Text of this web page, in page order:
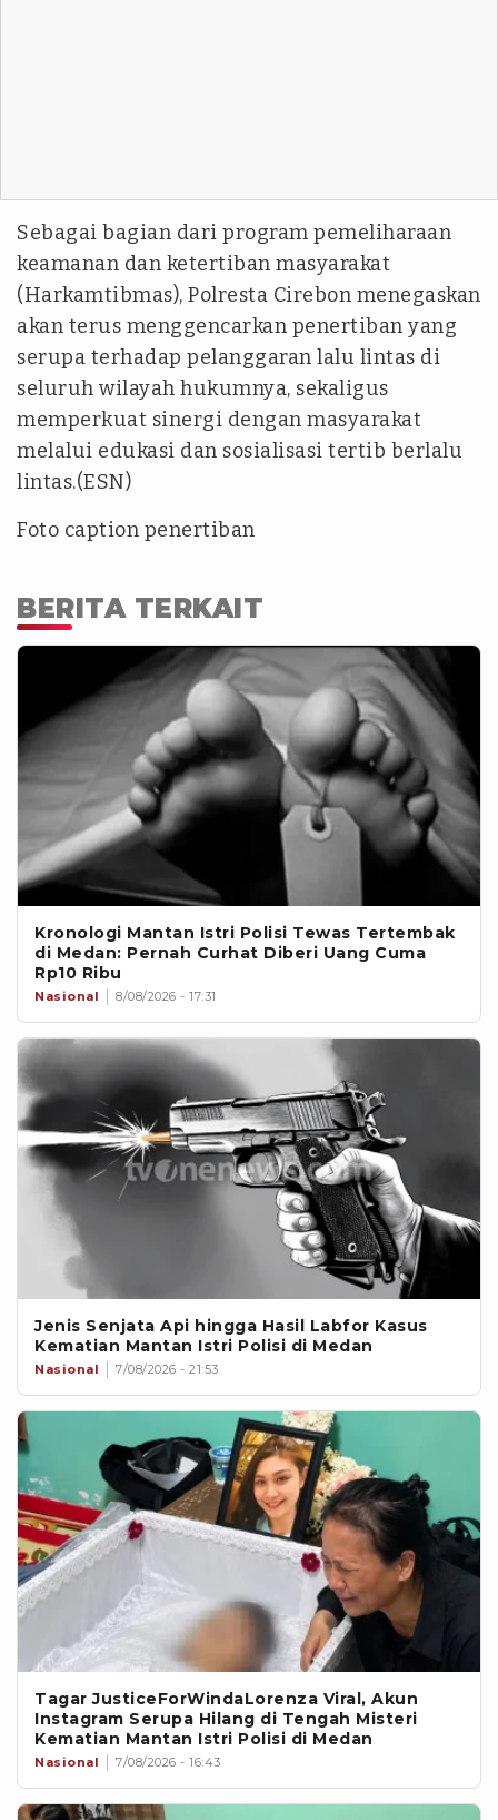
Sebagai bagian dari program pemeliharaan
keamanan dan ketertiban masyarakat
(Harkamtibmas), Polresta Cirebon menegaskan
akan terus menggencarkan penertiban yang
serupa terhadap pelanggaran lalu lintas di
seluruh wilayah hukumnya, sekaligus
memperkuat sinergi dengan masyarakat
melalui edukasi dan sosialisasi tertib berlalu
lintas.(ESN)
Foto caption penertiban
BERITA TERKAIT
Kronologi Mantan Istri Polisi Tewas Tertembak
di Medan: Pernah Curhat Diberi Uang Cuma
Rp10 Ribu
Nasional 8/08/2026 - 17:31
Jenis Senjata Api hingga Hasil Labfor Kasus
Kematian Mantan Istri Polisi di Medan
Nasional 7/08/2026 - 21:53
Tagar JusticeForWindaLorenza Viral, Akun
Instagram Serupa Hilang di Tengah Misteri
Kematian Mantan Istri Polisi di Medan
Nasional 7/08/2026 - 16:43